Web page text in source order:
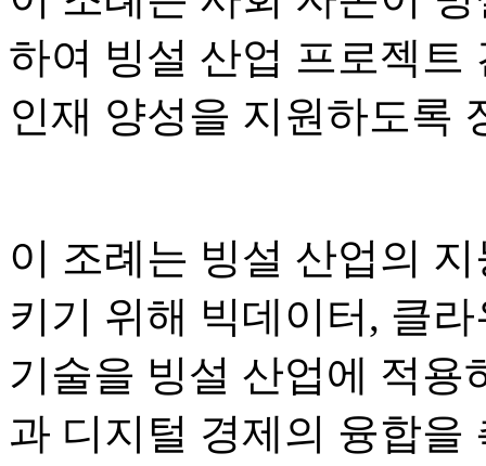
하여 빙설 산업 프로젝트
인재 양성을 지원하도록
이 조례는 빙설 산업의
키기 위해 빅데이터, 클
기술을 빙설 산업에 적용
과 디지털 경제의 융합을